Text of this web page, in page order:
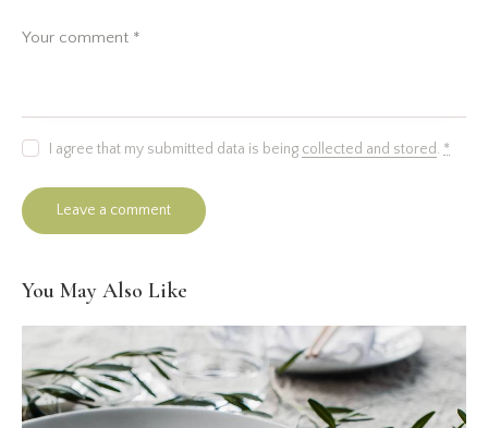
I agree that my submitted data is being collected and stored. *
You May Also Like